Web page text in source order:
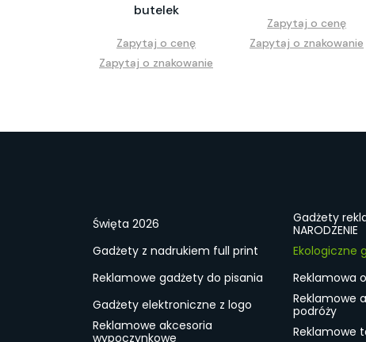
butelek
Zapytaj o cenę
Zapytaj o znakowanie
Zapytaj o cenę
Zapytaj o znakowanie
Święta 2026
Gadżety
NARODZENIE
Gadżety z nadrukiem full print
Ekologiczne
Reklamowe gadżety do pisania
Reklamowa
Gadżety elektroniczne z logo
Reklamowe
podróży
Reklamowe akcesoria
wypoczynkowe
Reklamowe